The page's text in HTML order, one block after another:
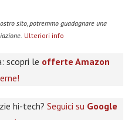
sito, potremmo guadagnare una
Ulteriori info
scopri le offerte Amazon
hi-tech? Seguici su Google